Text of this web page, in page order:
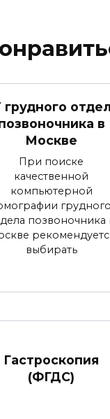
грудного
в
Москве
При поиске
качественной
компьютерной
грудного
позвоночника
выбирать
Гастроскопия
(ФГДС)